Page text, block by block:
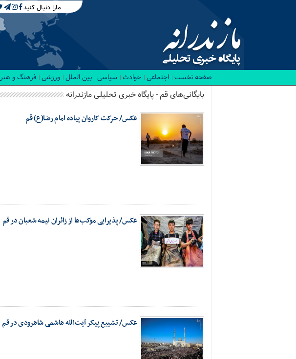
مارا دنبال کنید
صفحه نخست اجتماعی حوادث سیاسی بین الملل ورزشی فرهنگ و هنر
بایگانی‌های قم - پایگاه خبری تحلیلی مازندرانه
عکس/ حرکت کاروان پیاده امام رضا(ع) قم
عکس/ پذیرایی موکب‌ها از زائران نیمه شعبان در قم
عکس/ تشییع پیکر آیت‌الله هاشمی شاهرودی در قم